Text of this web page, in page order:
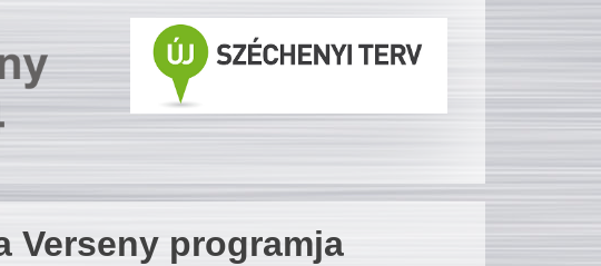
Verseny programja